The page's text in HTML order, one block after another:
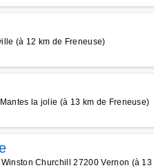
(à 12 km de Freneuse)
la jolie (à 13 km de Freneuse)
Churchill 27200 Vernon (à